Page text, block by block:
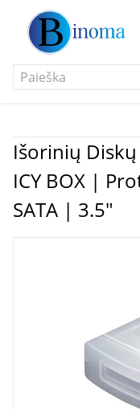
Išorinių Diskų
ICY BOX |
SATA | 3.5"